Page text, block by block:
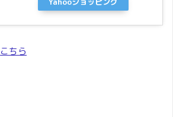
こちら